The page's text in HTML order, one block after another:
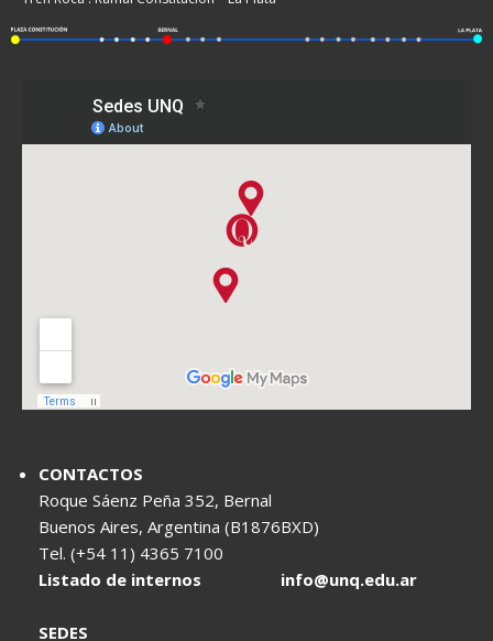
CONTACTOS
Roque Sáenz Peña 352, Bernal
Buenos Aires, Argentina (B1876BXD)
Tel. (+54 11) 4365 7100
Listado de internos
info@unq.edu.ar
SEDES